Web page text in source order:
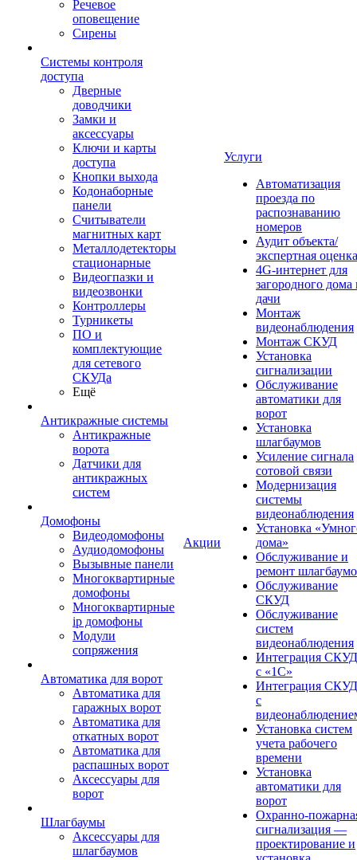
Речевое
оповещение
Сирены
Системы контроля
доступа
Дверные
доводчики
Замки и
аксессуары
Ключи и карты
доступа
Кнопки выхода
Кодонаборные
панели
Считыватели
магнитных карт
Металлодетекторы
стационарные
Видеогпазки и
видеозвонки
Контроллеры
Турникеты
ПО и
комплектующие
для сетевого
СКУДа
Ещё
Антикражные системы
Антикражные
ворота
Датчики для
антикражных
систем
Домофоны
Видеодомофоны
Аудиодомофоны
Вызывные панели
Многоквартирные
домофоны
Многоквартирные
ip домофоны
Модули
сопряжения
Автоматика для ворот
Автоматика для
гаражных ворот
Автоматика для
откатных ворот
Автоматика для
распашных ворот
Аксессуары для
ворот
Шлагбаумы
Аксессуары для
шлагбаумов
Акции
Услуги
Автоматизация
проезда по
распознаванию
номеров
Аудит объекта/
экспертная оценка
4G-интернет для
загородного дома
дачи
Монтаж
видеонаблюдения
Монтаж СКУД
Установка
сигнализации
Обслуживание
автоматики для
ворот
Установка
шлагбаумов
Усиление сигнала
сотовой связи
Модернизация
системы
видеонаблюдения
Установка
дома»
Обслуживание и
ремонт
Обслуживание
СКУД
Обслуживание
систем
видеонаблюдения
Интеграция СКУД
с «1С»
Интеграция СКУД
с
Установка систем
учета рабочего
времени
Установка
автоматики для
ворот
Охранно-
сигнализация —
проектирование и